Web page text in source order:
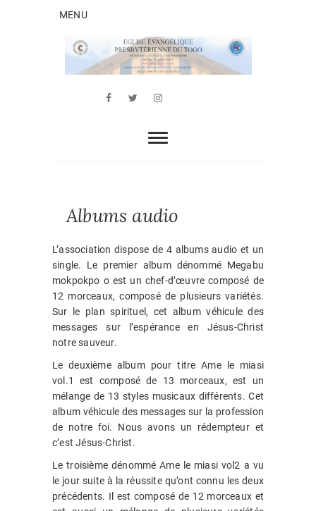
MENU
AJCANL’EEPT AGOÈ-NYIVÉ
FacebookTwitterYoutube
Whatsapp
Instagram
Albums audio
L’association dispose de 4 albums audio et un
single. Le premier album dénommé Megabu
mokpokpo o est un chef-d’œuvre composé de
12 morceaux, composé de plusieurs variétés.
Sur le plan spirituel, cet album véhicule des
messages sur l’espérance en Jésus-Christ
notre sauveur.
Le deuxième album pour titre Ame le miasi
vol.1 est composé de 13 morceaux, est un
mélange de 13 styles musicaux différents. Cet
album véhicule des messages sur la profession
de notre foi. Nous avons un rédempteur et
c’est Jésus-Christ.
Le troisième dénommé Ame le miasi vol2 a vu
le jour suite à la réussite qu’ont connu les deux
précédents. Il est composé de 12 morceaux et